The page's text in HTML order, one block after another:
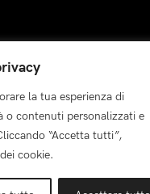
la tua esperienza di
o contenuti personalizzati e
“Accetta tutti”,
cookie.